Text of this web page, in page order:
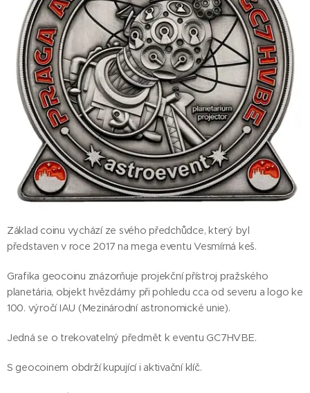
Základ coinu vychází ze svého předchůdce, který byl
představen v roce 2017 na mega eventu Vesmírná keš.
Grafika geocoinu znázorňuje projekční přístroj pražského
planetária, objekt hvězdárny při pohledu cca od severu a logo ke
100. výročí IAU (Mezinárodní astronomické unie).
Jedná se o trekovatelný předmět k eventu GC7HVBE.
S geocoinem obdrží kupující i aktivační klíč.